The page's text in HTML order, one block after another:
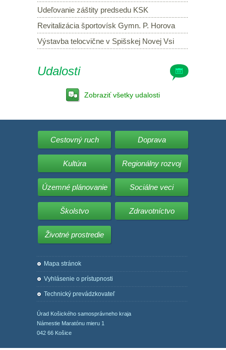
Udeľovanie záštity predsedu KSK
Revitalizácia športovísk Gymn. P. Horova
Výstavba telocvične v Spišskej Novej Vsi
Udalosti
Zobraziť všetky udalosti
Cestovný ruch Doprava
Kultúra Regionálny rozvoj
Územné plánovanie Sociálne veci
Školstvo Zdravotníctvo
Životné prostredie
Mapa stránok
Vyhlásenie o prístupnosti
Technický prevádzkovateľ
Úrad Košického samosprávneho kraja
Námestie Maratónu mieru 1
042 66 Košice